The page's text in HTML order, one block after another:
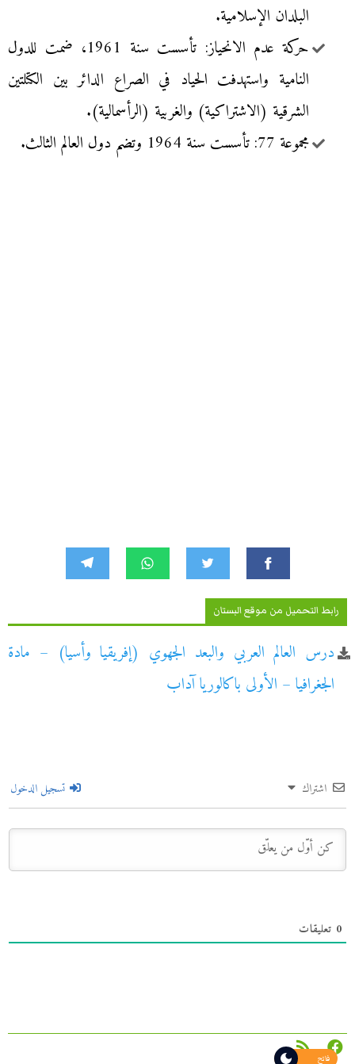
البلدان الإسلامية.
حركة عدم الانحياز: تأسست سنة 1961، ضمت للدول
النامية واستهدفت الحياد في الصراع الدائر بين الكتلتين
الشرقية (الاشتراكية) والغربية (الرأسمالية).
مجموعة 77: تأسست سنة 1964 وتضم دول العالم الثالث.
رابط التحميل من موقع البستان
درس العالم العربي والبعد الجهوي (إفريقيا وأسيا) – مادة
الجغرافيا – الأولى باكالوريا آداب
اشتراك تسجيل الدخول
0 تعليقات
فاتح